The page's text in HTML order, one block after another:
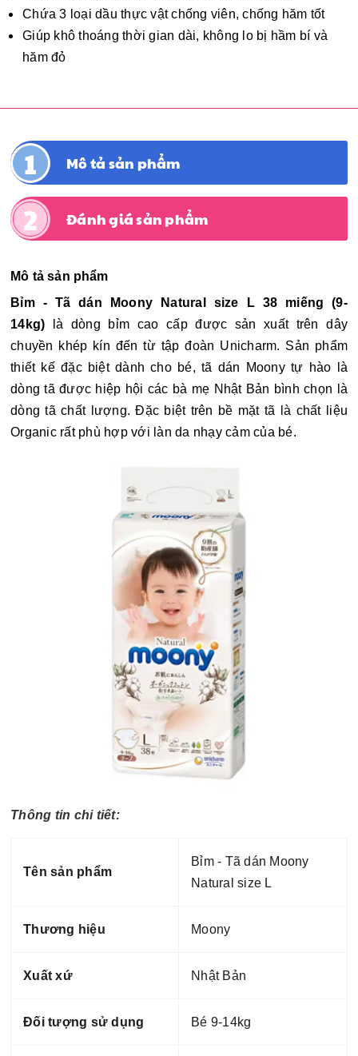
Chứa 3 loại dầu thực vật chống viên, chống hăm tốt
Giúp khô thoáng thời gian dài, không lo bị hầm bí và
hăm đỏ
Mô tả sản phẩm
Đánh giá sản phẩm
Mô tả sản phẩm
Bỉm - Tã dán Moony Natural size L 38 miếng (9-
14kg) là dòng bỉm cao cấp được sản xuất trên dây
chuyền khép kín đến từ tập đoàn Unicharm. Sản phẩm
thiết kế đặc biệt dành cho bé, tã dán Moony tự hào là
dòng tã được hiệp hội các bà mẹ Nhật Bản bình chọn là
dòng tã chất lượng. Đặc biệt trên bề mặt tã là chất liệu
Organic rất phù hợp với làn da nhạy cảm của bé.
Thông tin chi tiết:
Tên sản phẩm
Bỉm - Tã dán Moony
Natural size L
Thương hiệu Moony
Xuất xứ Nhật Bản
Đối tượng sử dụng Bé 9-14kg